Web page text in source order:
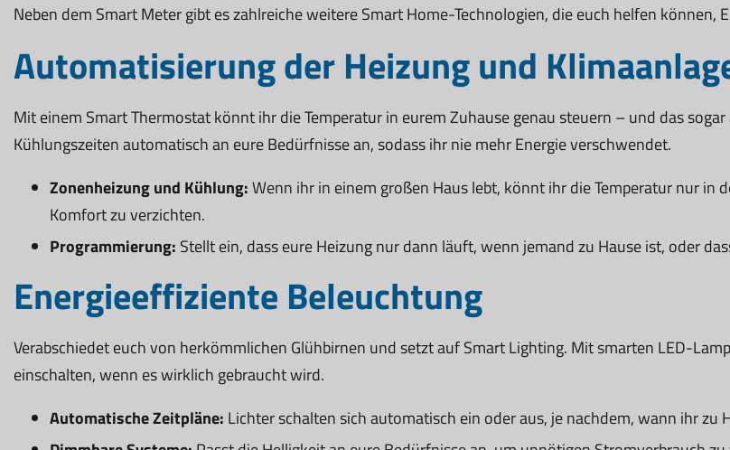
Neben dem Smart Meter gibt es zahlreiche weitere Smart Home-Technologien, die euch helfen können,
Automatisierung der Heizung und
Mit einem Smart Thermostat könnt ihr die Temperatur in eurem Zuhause genau steuern – und das
Kühlungszeiten automatisch an eure Bedürfnisse an, sodass ihr nie mehr Energie verschwendet.
Zonenheizung und Kühlung:Wenn ihr in einem großen Haus lebt, könnt ihr die Temperatur nur in
Komfort zu verzichten.
Programmierung: Stellt ein, dass eure Heizung nur dann läuft, wenn jemand zu Hause ist, oder
Energieeffiziente Beleuchtung
Verabschiedet euch von herkömmlichen Glühbirnen und setzt auf Smart Lighting. Mit smarten LED-
einschalten, wenn es wirklich gebraucht wird.
Automatische Zeitpläne: Lichter schalten sich automatisch ein oder aus, je nachdem, wann ihr zu